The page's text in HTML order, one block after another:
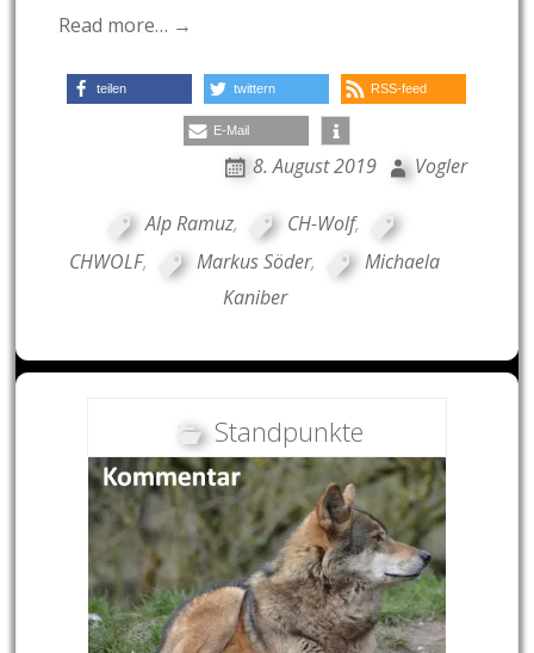
Read more… →
teilen twittern RSS-feed
E-Mail
8. August 2019 Vogler
Alp Ramuz, CH-Wolf,
CHWOLF, Markus Söder,
Michaela
Kaniber
Standpunkte